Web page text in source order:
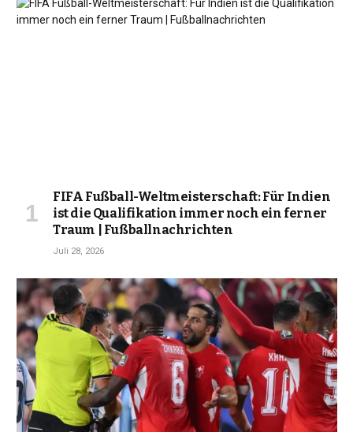
FIFA Fußball-Weltmeisterschaft: Für Indien
ist die Qualifikation immer noch ein ferner
Traum | Fußballnachrichten
Juli 28, 2026